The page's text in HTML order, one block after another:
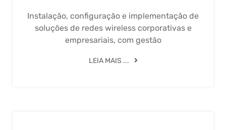
Instalação, configuração e implementação de
soluções de redes wireless corporativas e
empresariais, com gestão
LEIA MAIS ...